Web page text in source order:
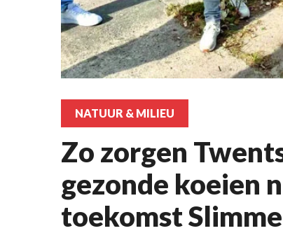
NATUUR & MILIEU
Zo zorgen
gezonde koeien
toekomst